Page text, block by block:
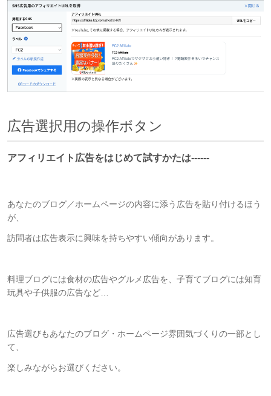
広告選択用の操作ボタン
アフィリエイト広告をはじめて試すかたは------
あなたのブログ／ホームページの内容に添う広告を貼り付けるほう
が、
訪問者は広告表示に興味を持ちやすい傾向があります。
料理ブログには食材の広告やグルメ広告を、子育てブログには知育
玩具や子供服の広告など…
広告選びもあなたのブログ・ホームページ雰囲気づくりの一部とし
て、
楽しみながらお選びください。